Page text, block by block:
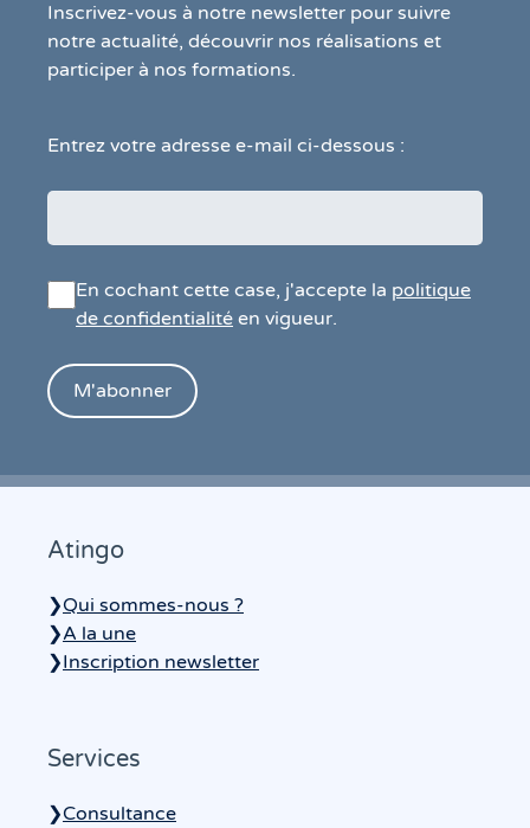
Inscrivez-vous à notre newsletter pour suivre
notre actualité, découvrir nos réalisations et
participer à nos formations.
Entrez votre adresse e-mail ci-dessous :
En cochant cette case, j'accepte la politique
de confidentialité en vigueur.
Atingo
❯Qui sommes-nous ?
❯A la une
❯Inscription newsletter
Services
❯Consultance